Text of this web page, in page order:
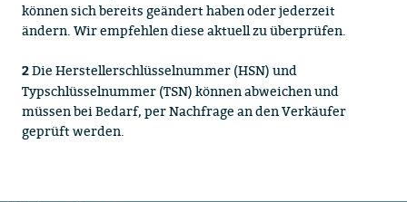
können sich bereits geändert haben oder jederzeit
ändern. Wir empfehlen diese aktuell zu überprüfen.
2Die Herstellerschlüsselnummer (HSN) und
Typschlüsselnummer (TSN) können abweichen und
müssen bei Bedarf, per Nachfrage an den Verkäufer
geprüft werden.